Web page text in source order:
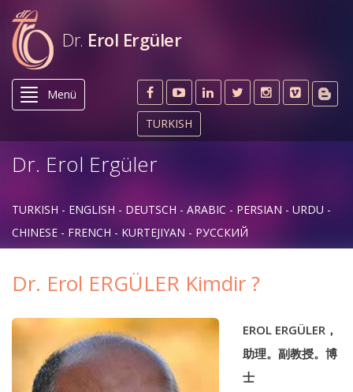
Dr. Erol Ergüler
Menü
TURKISH
Dr. Erol Ergüler
TURKISH ENGLISH DEUTSCH ARABIC PERSIAN
URDU
CHINESE
FRENCH KURTEJIYAN РУССКИЙ
Dr. Erol ERGÜLER Kimdir ?
EROL ERGÜLER ，
助理。副教授。博
士